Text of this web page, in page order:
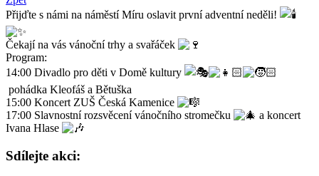
Přijďte s námi na náměstí Míru oslavit první adventní neděli!
Čekají na vás vánoční trhy a svařáček
Program:
14:00 Divadlo pro děti v Domě kultury
pohádka Kleofáš a Bětuška
15:00 Koncert ZUŠ Česká Kamenice
17:00 Slavnostní rozsvěcení vánočního stromečku
a koncert
Ivana Hlase
Sdílejte akci: